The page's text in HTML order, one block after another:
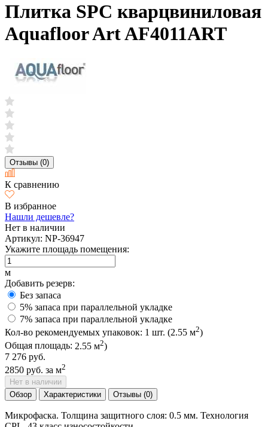
Плитка SPC кварцвиниловая
Aquafloor Art AF4011ART
Отзывы (0)
К сравнению
В избранное
Нашли дешевле?
Нет в наличии
Артикул: NP-36947
Укажите площадь помещения:
м
Добавить резерв:
Без запаса
5% запаса при параллельной укладке
7% запаса при параллельной укладке
Кол-во рекомендуемых упаковок: 1 шт. (2.55 м2)
Общая площадь: 2.55 м2)
7 276 руб.
2850 руб. за м2
Нет в наличии
Обзор
Характеристики Отзывы (0)
Микрофаска. Толщина защитного слоя: 0.5 мм. Технология